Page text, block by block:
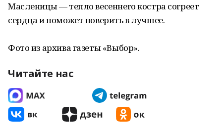
Масленицы — тепло весеннего костра согреет
сердца и поможет поверить в лучшее.
Фото из архива газеты «Выбор».
Читайте нас